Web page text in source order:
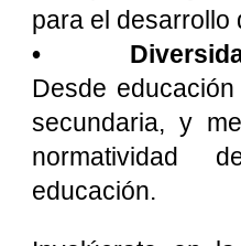
para el desarrollo
•
Desde
secundaria, y
normatividad
educación.